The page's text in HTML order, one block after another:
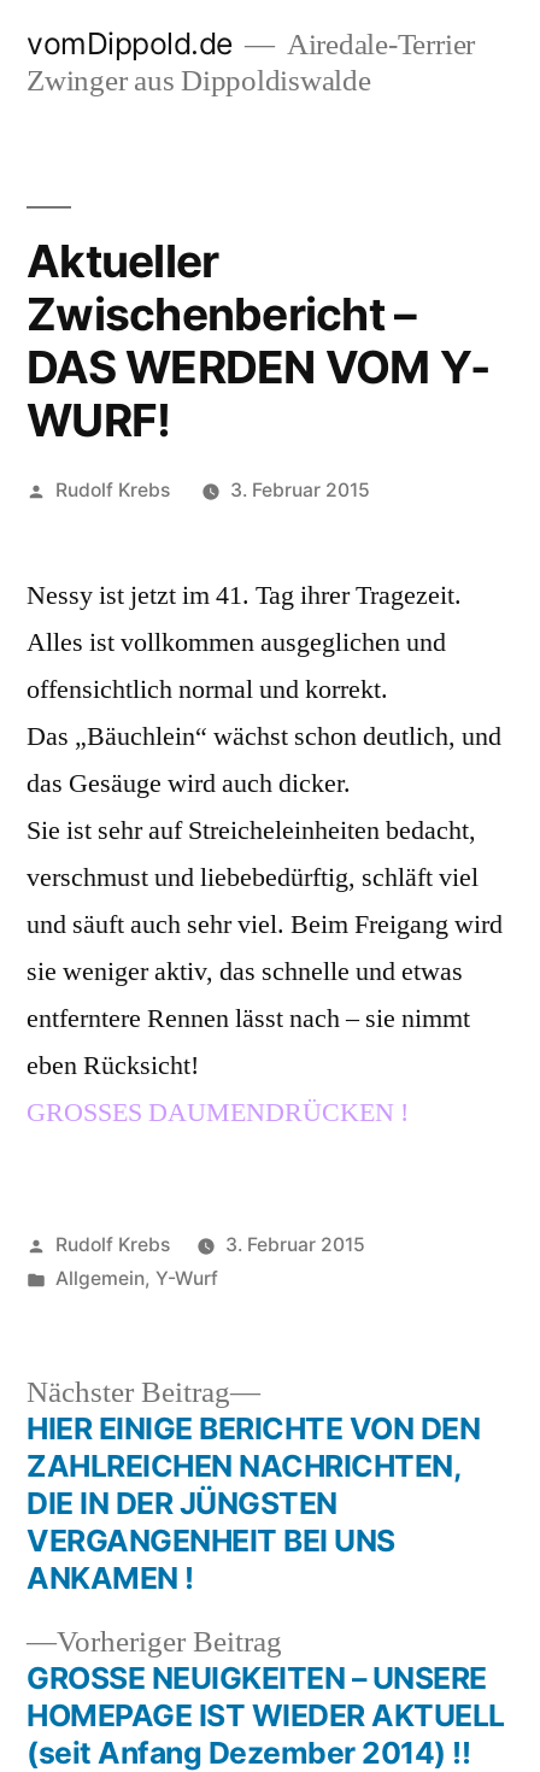
Inhalt
vomDippold.de
Airedale-Terrier
Zwinger aus Dippoldiswalde
Aktueller
Zwischenbericht –
DAS WERDEN VOM Y-
WURF!
Veröffentlicht
Rudolf Krebs 3. Februar 2015
Nessy ist jetzt im 41. Tag ihrer Tragezeit.
Alles ist vollkommen ausgeglichen und
offensichtlich normal und korrekt.
Das „Bäuchlein“ wächst schon deutlich, und
das Gesäuge wird auch dicker.
Sie ist sehr auf Streicheleinheiten bedacht,
verschmust und liebebedürftig, schläft viel
und säuft auch sehr viel. Beim Freigang wird
sie weniger aktiv, das schnelle und etwas
entferntere Rennen lässt nach – sie nimmt
eben Rücksicht!
GROSSES DAUMENDRÜCKEN !
Veröffentlicht
von
Rudolf Krebs
3. Februar 2015
Veröffentlicht
Allgemein, Y-Wurf
Beitragsnavigation
Vorheriger Beitrag
Beitrag:
GROSSE NEUIGKEITEN – UNSERE
HOMEPAGE IST WIEDER AKTUELL
(seit Anfang Dezember 2014) !!
Nächster Beitrag
Nächster
Beitrag:
HIER EINIGE BERICHTE VON DEN
ZAHLREICHEN NACHRICHTEN,
DIE IN DER JÜNGSTEN
VERGANGENHEIT BEI UNS
ANKAMEN !